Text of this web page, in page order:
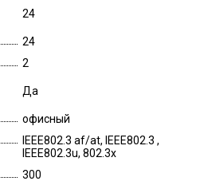
24
24
2
Да
офисный
IEEE802.3 af/at, IEEE802.3 ,
IEEE802.3u, 802.3x
300